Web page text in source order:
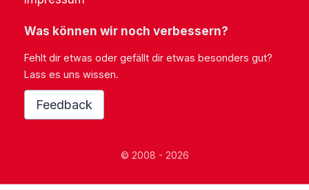
Was können wir noch verbessern?
Fehlt dir etwas oder gefällt dir etwas besonders gut?
Lass es uns wissen.
Feedback
© 2008 - 2026